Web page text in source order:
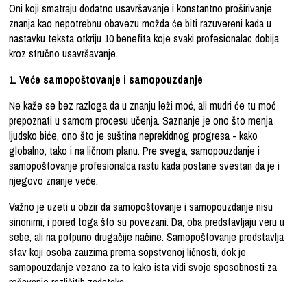
Oni koji smatraju dodatno usavršavanje i konstantno proširivanje
znanja kao nepotrebnu obavezu možda će biti razuvereni kada u
nastavku teksta otkriju 10 benefita koje svaki profesionalac dobija
kroz stručno usavršavanje.
1. Veće samopoštovanje i samopouzdanje
Ne kaže se bez razloga da u znanju leži moć, ali mudri će tu moć
prepoznati u samom procesu učenja. Saznanje je ono što menja
ljudsko biće, ono što je suština neprekidnog progresa - kako
globalno, tako i na ličnom planu. Pre svega, samopouzdanje i
samopoštovanje profesionalca rastu kada postane svestan da je i
njegovo znanje veće.
Važno je uzeti u obzir da samopoštovanje i samopouzdanje nisu
sinonimi, i pored toga što su povezani. Da, oba predstavljaju veru u
sebe, ali na potpuno drugačije načine. Samopoštovanje predstavlja
stav koji osoba zauzima prema sopstvenoj ličnosti, dok je
samopouzdanje vezano za to kako ista vidi svoje sposobnosti za